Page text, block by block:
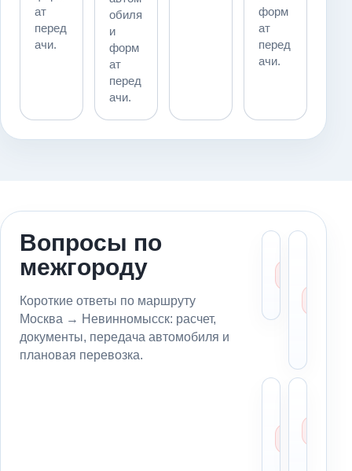
ат
перед
ачи.
обиля
и
форм
ат
перед
ачи.
форм
ат
перед
ачи.
Вопросы по
межгороду
Короткие ответы по маршруту
Москва → Невинномысск: расчет,
документы, передача автомобиля и
плановая перевозка.